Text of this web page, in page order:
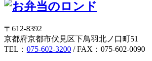
〒612-8392
京都府京都市伏見区下鳥羽北ノ口町51
TEL： 075-602-3200 / FAX：075-602-0090